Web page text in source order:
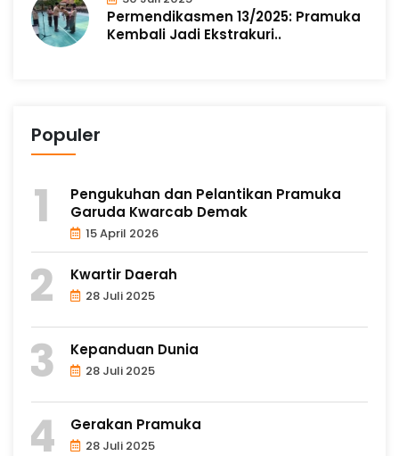
Permendikasmen 13/2025: Pramuka
Kembali Jadi Ekstrakuri..
Populer
Pengukuhan dan Pelantikan Pramuka
Garuda Kwarcab Demak
15 April 2026
Kwartir Daerah
28 Juli 2025
Kepanduan Dunia
28 Juli 2025
Gerakan Pramuka
28 Juli 2025